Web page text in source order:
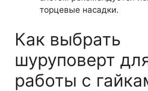
торцевые насадки.
Как выбрать
шуруповерт
работы с